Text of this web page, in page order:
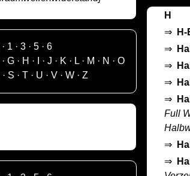
1 · 3· 5· 6
·G · H · ·J · K · L · M · N ·O
· S · T· U · V· W· Z
H
⇒
⇒
⇒
⇒
⇒
Full
⇒
⇒